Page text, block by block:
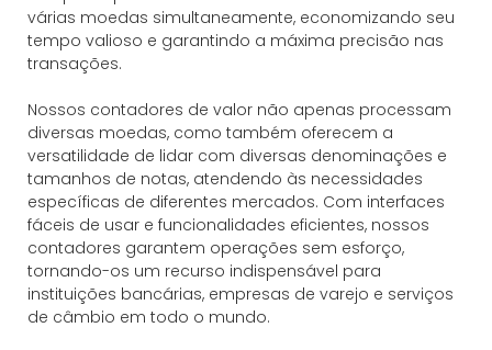
várias moedas simultaneamente, economizando seu
tempo valioso e garantindo a máxima precisão nas
transações.
Nossos contadores de valor não apenas processam
diversas moedas, como também oferecem a
versatilidade de lidar com diversas denominações e
tamanhos de notas, atendendo às necessidades
específicas de diferentes mercados. Com interfaces
fáceis de usar e funcionalidades eficientes, nossos
contadores garantem operações sem esforço,
tornando-os um recurso indispensável para
instituições bancárias, empresas de varejo e serviços
de câmbio em todo o mundo.